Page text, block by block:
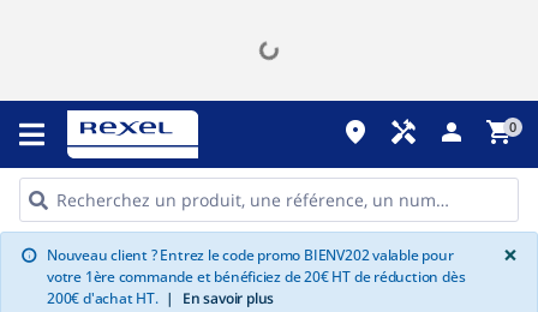
place handyman person shopping_cart0
info Nouveau client ? Entrez le code promo BIENV202 valable pour
votre 1ère commande et bénéficiez de 20€ HT de réduction dès
200€ d'achat HT. | En savoir plus
×